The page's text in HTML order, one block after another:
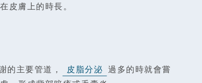
皮膚上的時長。
的主要管道， 皮脂分泌 過多的時就會嘗